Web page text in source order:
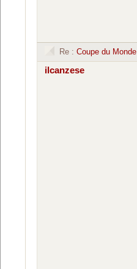
Re : Coupe du Monde
ilcanzese